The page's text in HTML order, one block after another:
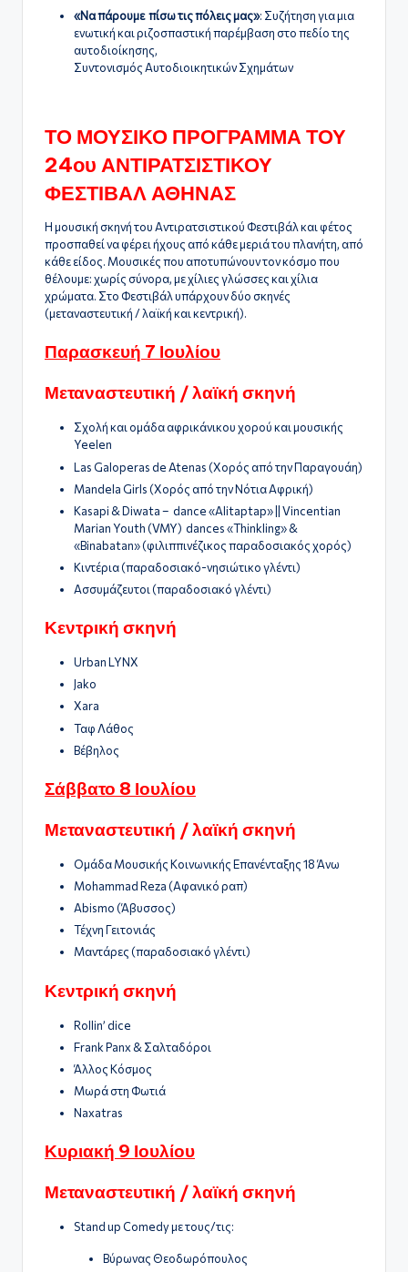
«Nα πάρουμε πίσω τις πόλεις μας»: Συζήτηση για μια
ενωτική και ριζοσπαστική παρέμβαση στο πεδίο της
αυτοδιοίκησης,
Συντονισμός Αυτοδιοικητικών Σχημάτων
ΤΟ ΜΟΥΣΙΚΟ ΠΡΟΓΡΑΜΜΑ ΤΟΥ
24ου ΑΝΤΙΡΑΤΣΙΣΤΙΚΟΥ
ΦΕΣΤΙΒΑΛ ΑΘΗΝΑΣ
Η μουσική σκηνή του Αντιρατσιστικού Φεστιβάλ και φέτος
προσπαθεί να φέρει ήχους από κάθε μεριά του πλανήτη, από
κάθε είδος. Μουσικές που αποτυπώνουν τον κόσμο που
θέλουμε: χωρίς σύνορα, με χίλιες γλώσσες και χίλια
χρώματα. Στο Φεστιβάλ υπάρχουν δύο σκηνές
(μεταναστευτική / λαϊκή και κεντρική).
Παρασκευή 7 Ιουλίου
Μεταναστευτική / λαϊκή σκηνή
Σχολή και ομάδα αφρικάνικου χορού και μουσικής
Yeelen
Las Galoperas de Atenas (Χορός από την Παραγουάη)
Mandela Girls (Χορός από την Νότια Αφρική)
Kasapi & Diwata – dance «Alitaptap» || Vincentian
Marian Youth (VMY) dances «Thinkling» &
«Binabatan» (φιλιππινέζικος παραδοσιακός χορός)
Κιντέρια (παραδοσιακό-νησιώτικο γλέντι)
Ασσυμάζευτοι (παραδοσιακό γλέντι)
Κεντρική σκηνή
Urban LYNX
Jako
Xara
Ταφ Λάθος
Βέβηλος
Σάββατο 8 Ιουλίου
Μεταναστευτική / λαϊκή σκηνή
Ομάδα Μουσικής Κοινωνικής Επανένταξης 18 Άνω
Μοhammad Reza (Αφανικό ραπ)
Abismo (Άβυσσος)
Τέχνη Γειτονιάς
Μαντάρες (παραδοσιακό γλέντι)
Κεντρική σκηνή
Rollin’ dice
Frank Panx & Σαλταδόροι
Άλλος Κόσμος
Μωρά στη Φωτιά
Naxatras
Κυριακή 9 Ιουλίου
Μεταναστευτική / λαϊκή σκηνή
Stand up Comedy με τους/τις:
Βύρωνας Θεοδωρόπουλος